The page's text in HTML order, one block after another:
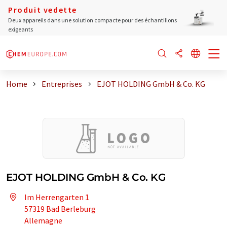
Produit vedette
Deux appareils dans une solution compacte pour des échantillons
exigeants
Home Entreprises EJOT HOLDING GmbH & Co. KG
EJOT HOLDING GmbH & Co. KG
Im Herrengarten 1
57319 Bad Berleburg
Allemagne